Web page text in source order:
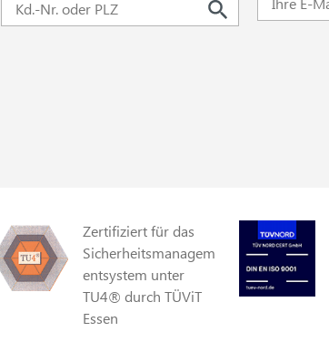
Zertifiziert für das
Sicherheitsmanagem
entsystem unter
TU4® durch TÜViT
Essen